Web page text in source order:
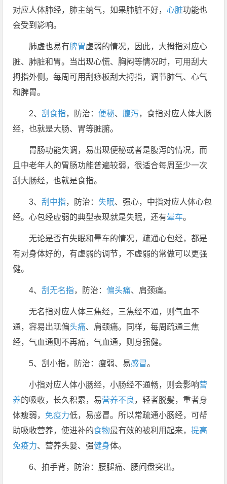
对应人体肺经，肺主纳气，如果肺脏不好， 心脏功能也
会受到影响。
肺虚也易有脾胃虚弱的情况，因此，大拇指对应心
脏、肺脏和胃。当出现心慌、胸闷等情况时，可用刮大
拇指外侧。每周可用刮痧板刮大拇指，调节肺气、心气
和脾胃。
2、刮食指，防治：便秘、 腹泻，食指对应人体大肠
经，也就是大肠、胃等脏腑。
胃肠功能失调，易出现便秘或者是腹泻的情况，而
且中老年人的胃肠功能普遍较弱，很适合每周至少一次
刮大肠经，也就是食指。
3、刮中指，防治：失眠、强心，中指对应人体心包
经。心包经虚弱的典型表现就是失眠，还有晕车。
无论是否有失眠和晕车的情况，疏通心包经，都是
有对身体好的，有虚弱的调节，不虚弱的常做可以更强
健。
4、刮无名指，防治：偏头痛、肩颈痛。
无名指对应人体三焦经，三焦经不通，则气血不
通，容易出现偏头痛、肩颈痛。同样，每周疏通三焦
经，气血通则不再痛，气血通，则身强健。
5、刮小指，防治：瘦弱、易感冒。
小指对应人体小肠经，小肠经不通畅，则会影响营
养的吸收，长久积累，易营养不良 ，轻者脱髮，重者身
体瘦弱， 免疫力低，易感冒。所以常疏通小肠经，可帮
助吸收营养，使进补的食物最有效的被利用起来，提高
免疫力、营养头髮、强健身体。
6、拍手背，防治：腰腿痛、腰间盘突出。